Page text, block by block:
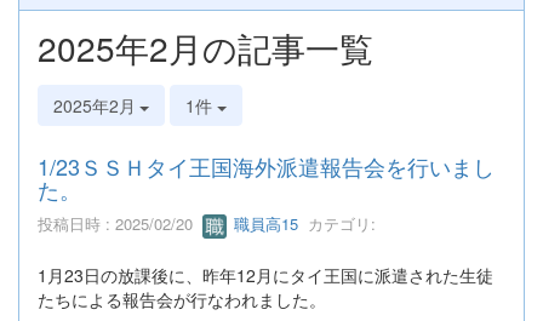
2025年2月の記事一覧
2025年2月 1件
1/23ＳＳＨタイ王国海外派遣報告会を行いまし
た。
投稿日時 : 2025/02/20 職員高15 カテゴリ:
1月23日の放課後に、昨年12月にタイ王国に派遣された生徒
たちによる報告会が行なわれました。